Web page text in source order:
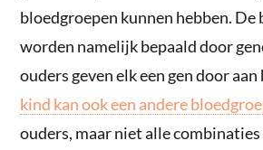
bloedgroepen kunnen hebben. De
worden namelijk bepaald door
ouders geven elk een gen door
kind kan ook een andere
ouders, maar niet alle